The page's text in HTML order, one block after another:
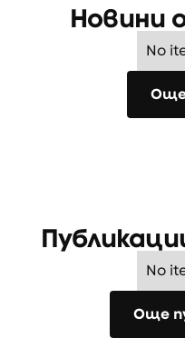
Новини
No
Още
No
Още